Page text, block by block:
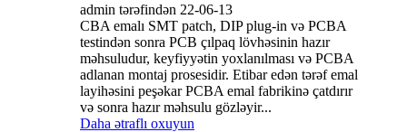
admin tərəfindən 22-06-13
CBA emalı SMT patch, DIP plug-in və PCBA
testindən sonra PCB çılpaq lövhəsinin hazır
məhsuludur, keyfiyyətin yoxlanılması və PCBA
adlanan montaj prosesidir. Etibar edən tərəf emal
layihəsini peşəkar PCBA emal fabrikinə çatdırır
və sonra hazır məhsulu gözləyir...
Daha ətraflı oxuyun